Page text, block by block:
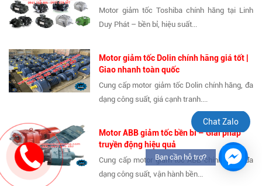
Motor giảm tốc Toshiba chính hãng tại Linh
Duy Phát – bền bỉ, hiệu suất...
Motor giảm tốc Dolin chính hãng giá tốt |
Giao nhanh toàn quốc
Cung cấp motor giảm tốc Dolin chính hãng, đa
dạng công suất, giá cạnh tranh....
Motor ABB giảm tốc bền bỉ – Giải pháp
truyền động hiệu quả
Cung cấp motor giảm tốc ABB chính hãng, đa
dạng công suất, vận hành bền...
Chat Zalo
Bạn cần hỗ trợ?